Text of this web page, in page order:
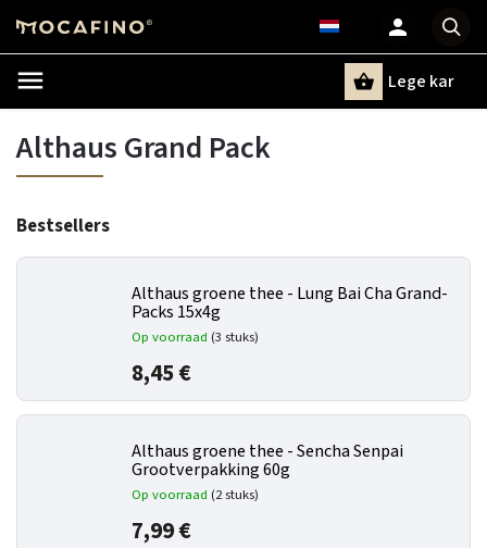
Lege kar
Althaus Grand Pack
Bestsellers
Althaus groene thee - Lung Bai Cha Grand-
Packs 15x4g
Op voorraad (3 stuks)
8,45 €
Althaus groene thee - Sencha Senpai
Grootverpakking 60g
Op voorraad (2 stuks)
7,99 €